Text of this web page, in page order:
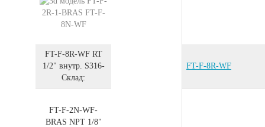
FT-F-8R-WFRT
1/2" внутр. S316-
Склад:
FT-F-8R-WF
FT-F-2N-WF-
BRAS NPT 1/8"